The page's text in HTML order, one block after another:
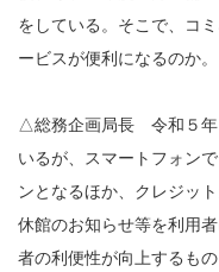
をしている。そこで、コ
ービスが便利になるのか。
△総務企画局長 令和５年
いるが、スマートフォン
ンとなるほか、クレジッ
休館のお知らせ等を利用
者の利便性が向上するも